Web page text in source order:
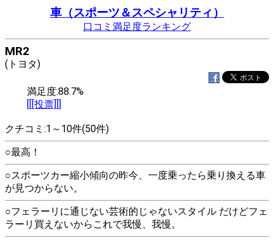
車（スポーツ＆スペシャリティ）
口コミ満足度ランキング
MR2
(トヨタ)
満足度:88.7%
[[[投票]]]
クチコミ:1～10件(50件)
○最高！
○スポーツカー縮小傾向の昨今、一度乗ったら乗り換える車
が見つからない。
○フェラーリに通じない芸術的じゃないスタイル だけどフェ
ラーリ買えないからこれで我慢、我慢。